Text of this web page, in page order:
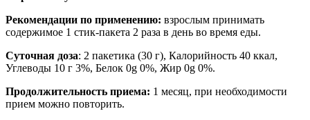
Рекомендации по применению: взрослым принимать
содержимое 1 стик-пакета 2 раза в день во время еды.
Суточная доза: 2 пакетика (30 г), Калорийность 40 ккал,
Углеводы 10 г 3%, Белок 0g 0%, Жир 0g 0%.
Продолжительность приема: 1 месяц, при необходимости
прием можно повторить.